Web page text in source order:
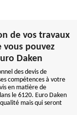
de vos travaux
pouvez
Daken
des devis de
compétences à votre
en matière de
le 6120. Euro Daken
mais qui seront